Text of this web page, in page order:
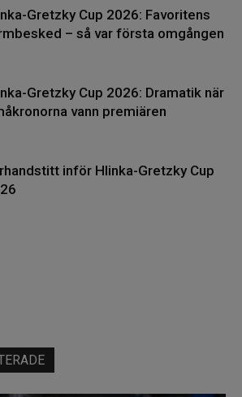
Gretzky Cup 2026: Favoritens
– så var första omgången
Gretzky Cup 2026: Dramatik när
vann premiären
inför Hlinka-Gretzky Cup